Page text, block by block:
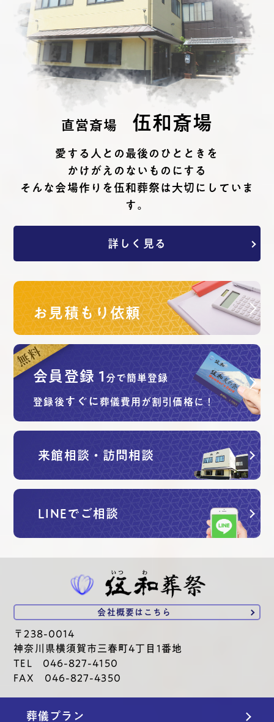
直営斎場 伍和斎場
愛する⼈との最後のひとときを
かけがえのないものにする
そんな会場作りを伍和葬祭は⼤切にしていま
す。
詳しく見る
お見積もり依頼
会員登録 1 分で簡単登録
登録後すぐに 葬儀費用が割引価格に！
来館相談・訪問相談
LINEでご相談
会社概要は こちら
〒238-0014
神奈川県横須賀市三春町4丁目1番地
TEL 046-827-4150
FAX 046-827-4350
葬儀プラン